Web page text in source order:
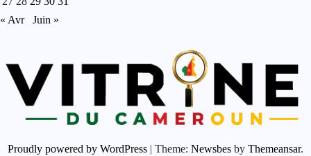
« Avr
Juin »
Proudly powered by WordPress Theme: Newsbes by Themeansar.